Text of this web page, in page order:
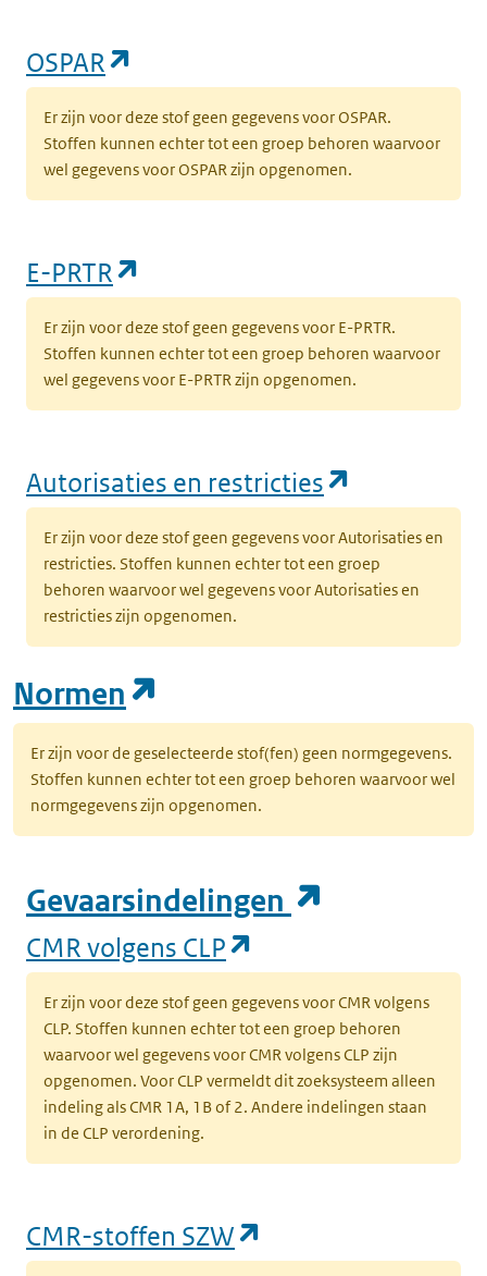
OSPAR
Er zijn voor deze stof geen gegevens voor OSPAR.
Stoffen kunnen echter tot een groep behoren waarvoor
wel gegevens voor OSPAR zijn opgenomen.
E-PRTR
Er zijn voor deze stof geen gegevens voor E-PRTR.
Stoffen kunnen echter tot een groep behoren waarvoor
wel gegevens voor E-PRTR zijn opgenomen.
Autorisaties en restricties
Er zijn voor deze stof geen gegevens voor Autorisaties en
restricties. Stoffen kunnen echter tot een groep
behoren waarvoor wel gegevens voor Autorisaties en
restricties zijn opgenomen.
Normen
Er zijn voor de geselecteerde stof(fen) geen normgegevens.
Stoffen kunnen echter tot een groep behoren waarvoor wel
normgegevens zijn opgenomen.
Gevaarsindelingen
CMR volgens CLP
Er zijn voor deze stof geen gegevens voor CMR volgens
CLP. Stoffen kunnen echter tot een groep behoren
waarvoor wel gegevens voor CMR volgens CLP zijn
opgenomen. Voor CLP vermeldt dit zoeksysteem alleen
indeling als CMR 1A, 1B of 2. Andere indelingen staan
in de CLP verordening.
CMR-stoffen SZW